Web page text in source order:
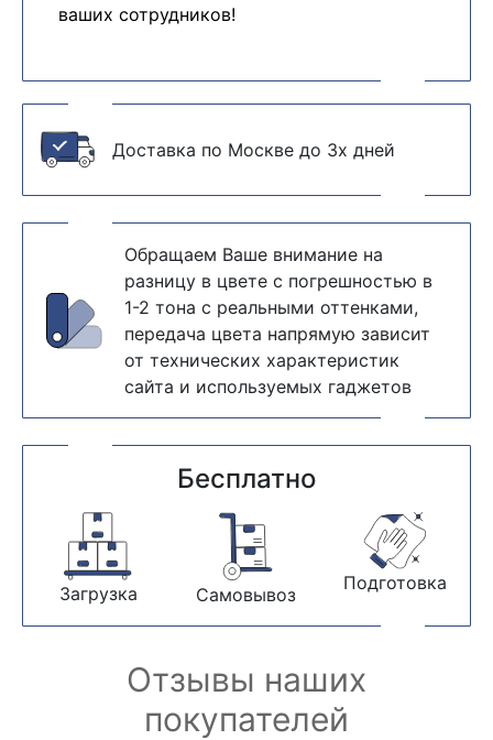
ваших сотрудников!
Доставка по Москве до 3х дней
Обращаем Ваше внимание на
разницу в цвете с погрешностью в
1-2 тона с реальными оттенками,
передача цвета напрямую зависит
от технических характеристик
сайта и используемых гаджетов
Бесплатно
Загрузка Самовывоз
Подготовка
Отзывы наших
покупателей